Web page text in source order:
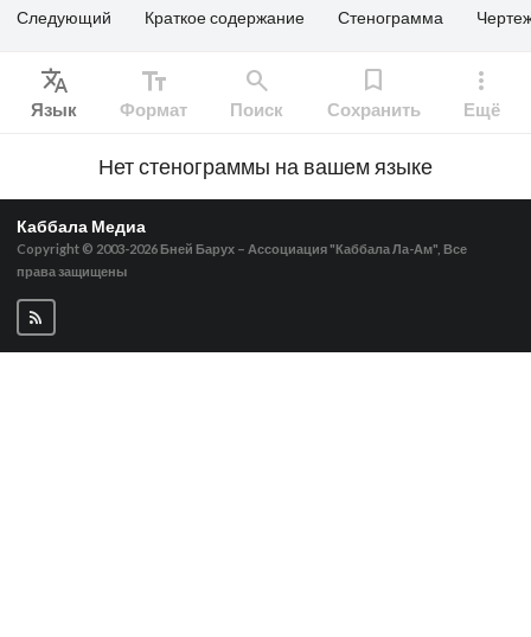
Следующий Краткое содержание Стенограмма
Translate
Язык
text_fields
Формат
search
Поиск
bookmark
Сохранить
more_vert
Ещё
Нет стенограммы на вашем языке
Каббала Медиа
Copyright © 2003-2026 Бней Барух – Ассоциация "Каббала Ла-Ам", Все
права защищены